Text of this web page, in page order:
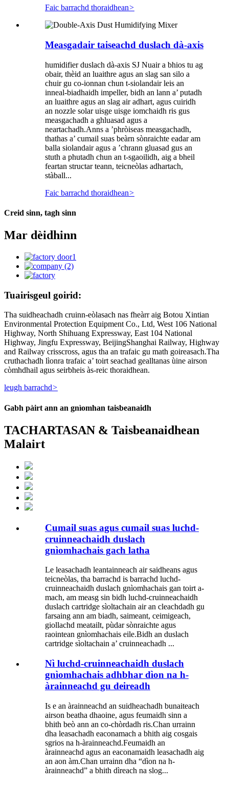
Faic barrachd thoraidhean>
Measgadair taiseachd duslach dà-axis
humidifier duslach dà-axis SJ Nuair a bhios tu ag
obair, thèid an luaithre agus an slag san silo a
chuir gu co-ionnan chun t-siolandair leis an
inneal-biadhaidh impeller, bidh an lann a’ putadh
an luaithre agus an slag air adhart, agus cuiridh
an nozzle solar uisge uisge iomchaidh ris gus
measgachadh a ghluasad agus a
neartachadh.Anns a ’phròiseas measgachadh,
thathas a’ cumail suas beàrn sònraichte eadar am
balla siolandair agus a ’chrann gluasad gus an
stuth a phutadh chun an t-sgaoilidh, aig a bheil
feartan structar teann, teicneòlas adhartach,
stàball...
Faic barrachd thoraidhean>
Creid sinn, tagh sinn
Mar dèidhinn
Tuairisgeul goirid:
Tha suidheachadh cruinn-eòlasach nas fheàrr aig Botou Xintian
Environmental Protection Equipment Co., Ltd, West 106 National
Highway, North Shihuang Expressway, East 104 National
Highway, Jingfu Expressway, BeijingShanghai Railway, Highway
and Railway crisscross, agus tha an trafaic gu math goireasach.Tha
cruthachadh lìonra trafaic a’ toirt seachad gealltanas ùine airson
còmhdhail agus seirbheis às-reic thoraidhean.
leugh barrachd>
Gabh pàirt ann an gnìomhan taisbeanaidh
TACHARTASAN & Taisbeanaidhean
Malairt
Cumail suas agus cumail suas luchd-
cruinneachaidh duslach
gnìomhachais gach latha
Le leasachadh leantainneach air saidheans agus
teicneòlas, tha barrachd is barrachd luchd-
cruinneachaidh duslach gnìomhachais gan toirt a-
mach, am measg sin bidh luchd-cruinneachaidh
duslach cartridge sìoltachain air an cleachdadh gu
farsaing ann am biadh, saimeant, ceimigeach,
giollachd meatailt, pùdar sònraichte agus
raointean gnìomhachais eile.Bidh an duslach
cartridge sìoltachain a’ cruinneachadh ...
Nì luchd-cruinneachaidh duslach
gnìomhachais adhbhar dìon na h-
àrainneachd gu deireadh
Is e an àrainneachd an suidheachadh bunaiteach
airson beatha dhaoine, agus feumaidh sinn a
bhith beò ann an co-chòrdadh ris.Chan urrainn
dha leasachadh eaconamach a bhith aig cosgais
sgrios na h-àrainneachd.Feumaidh an
àrainneachd agus an eaconamaidh leasachadh aig
an aon àm.Chan urrainn dha “dìon na h-
àrainneachd” a bhith dìreach na slog...